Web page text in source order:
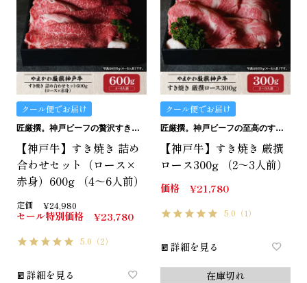
クール便でお届け
匠厳撰。神戸ビーフの贅沢すき焼きセットです。
【神戸牛】すき焼き 詰め
合わせセット（ロース×
赤身）600g （4～6人前）
定価 ¥24,980
セール特別価格 ¥23,780
5.0 （2）
詳細を見る
クール便でお届け
匠厳撰。神戸ビーフの至高のすき焼き用ロースです。
【神戸牛】すき焼き 厳撰
ロース300g （2～3人前）
価格 ¥21,780
5.0 （1）
詳細を見る
在庫切れ